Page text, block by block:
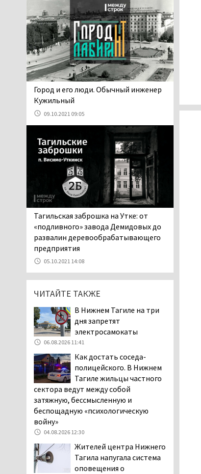
обвинения родителей, которые
заявили, что их дочь в палате
покусала бельевая вошь
06.08.2026 13:02
В Нижнем Тагиле на три
дня запретят
электросамокаты
вошь». Родители 10-
пожаловались на кровососущих
паразитов, которые искусали их
ребёнка в детской больнице
Нижнего Тагила
05.08.2026 17:59
Директора уральского
предприятия по
производству дронов
«Упырь» подорвали в автомобиле
под Екатеринбургом
05.08.2026 17:05
Эксперты назвали
рыбы в Свердловской
области
Осуждённый за убийство
тагильского хоккеиста
Александра Чумарина
Самат Хазипов в очередной раз
попал на скамью подсудимых
05.08.2026 15:28
Уральского депутата
Госдумы Ильтякова,
назвавшего незамужних
женщин неполноценными людьми, а
неженатых мужчин — инвалидами,
проверит прокуратура (ВИДЕО)
05.08.2026 14:40
На водоёмах
​​​​​​​Город и его люди. Обычный инженер
Кужильный
09.10.2021 09:05
Тагильская заброшка на Утке: от
«подливного» завода Демидовых до
развалин деревообрабатывающего
предприятия
05.10.2021 14:08
ЧИТАЙТЕ ТАКЖЕ
В Нижнем Тагиле на три
дня запретят
электросамокаты
06.08.2026 11:41
Как достать соседа-
полицейского. В Нижнем
Тагиле жильцы частного
сектора ведут между собой
затяжную, бессмысленную и
беспощадную «психологическую
войну»
04.08.2026 12:30
Жителей центра Нижнего
Тагила напугала система
оповещения о